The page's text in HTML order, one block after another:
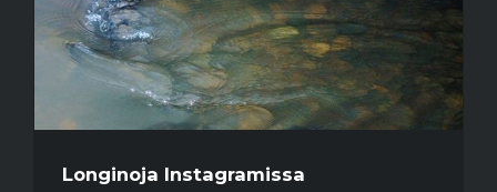
Longinoja Instagramissa